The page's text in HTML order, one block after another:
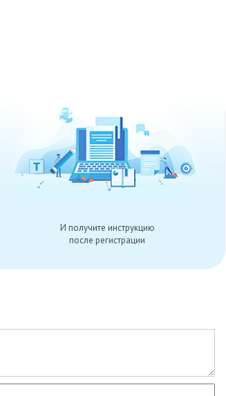
И получите инструкцию
после регистрации